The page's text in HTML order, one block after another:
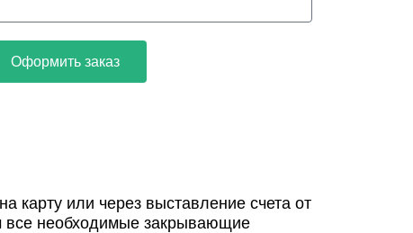
Оформить заказ
или через выставление счета от
необходимые закрывающие